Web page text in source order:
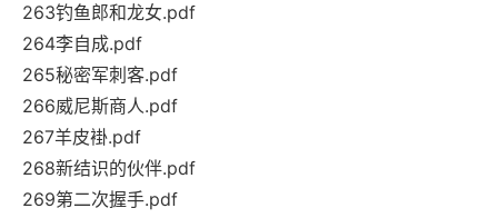
263钓鱼郎和龙女.pdf
264李自成.pdf
265秘密军刺客.pdf
266威尼斯商人.pdf
267羊皮褂.pdf
268新结识的伙伴.pdf
269第二次握手.pdf